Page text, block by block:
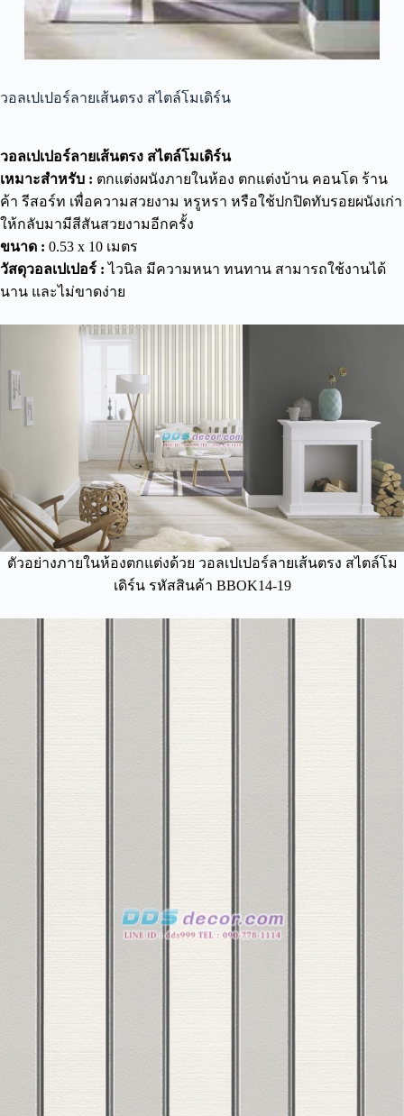
วอลเปเปอร์ลายเส้นตรง สไตล์โมเดิร์น
วอลเปเปอร์ลายเส้นตรง สไตล์โมเดิร์น
เหมาะสำหรับ : ตกแต่งผนังภายในห้อง ตกแต่งบ้าน คอนโด ร้าน
ค้า รีสอร์ท เพื่อความสวยงาม หรูหรา หรือใช้ปกปิดทับรอยผนังเก่า
ให้กลับมามีสีสันสวยงามอีกครั้ง
ขนาด : 0.53 x 10 เมตร
วัสดุวอลเปเปอร์ :ไวนิล มีความหนา ทนทาน สามารถใช้งานได้
นาน และไม่ขาดง่าย
ตัวอย่างภายในห้องตกแต่งด้วย วอลเปเปอร์ลายเส้นตรง สไตล์โม
เดิร์น รหัสสินค้า BBOK14-19